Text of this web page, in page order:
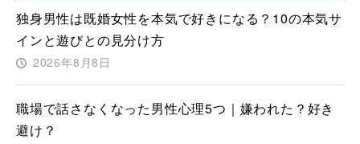
独身男性は既婚女性を本気で好きになる？10の本気サ
インと遊びとの見分け方
2026年8月8日
職場で話さなくなった男性心理5つ｜嫌われた？好き
避け？